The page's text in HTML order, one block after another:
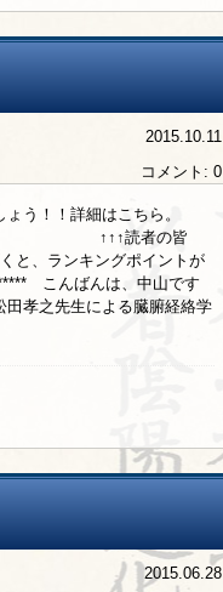
2015.10.11
コメント: 0
う！！詳細はこちら。
↑↑↑読者の皆
と、ランキングポイントが
こんばんは、中山です
孝之先生による臓腑経絡学
2015.06.28